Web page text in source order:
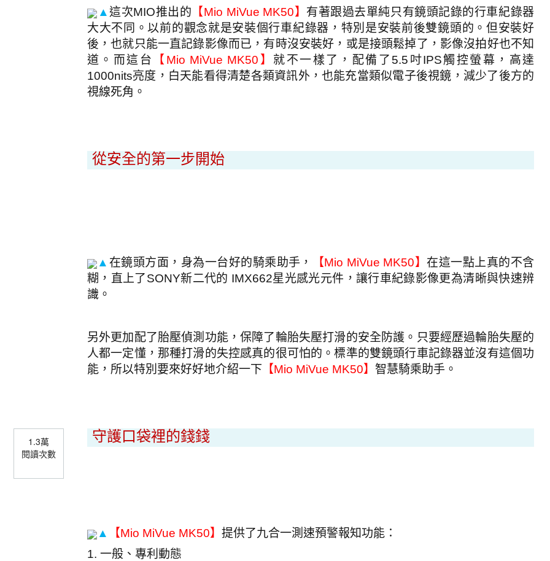
1.3萬
閱讀次數
▲這次MIO推出的 【Mio MiVue MK50】 有著跟過去單純只有鏡頭記錄的行車紀錄器
大大不同。以前的觀念就是安裝個行車紀錄器，特別是安裝前後雙鏡頭的。但安裝好
後，也就只能一直記錄影像而已，有時沒安裝好，或是接頭鬆掉了，影像沒拍好也不知
道。而這台
【 Mio MiVue MK50 】 就不一樣了，配備了 5.5 吋IPS觸控螢幕，高達
1000nits亮度，白天能看得清楚各類資訊外，也能充當類似電子後視鏡，減少了後方的
視線死角。
從安全的第一步開始
▲ 在鏡頭方面，身為一台好的騎乘助手， 【Mio MiVue MK50】在這一點上真的不含
糊，直上了SONY新二代的 IMX662星光感光元件，讓行車紀錄影像更為清晰與快速辨
識。
另外更加配了胎壓偵測功能，保障了輪胎失壓打滑的安全防護。只要經歷過輪胎失壓的
人都一定懂，那種打滑的失控感真的很可怕的。標準的雙鏡頭行車記錄器並沒有這個功
能，所以特別要來好好地介紹一下 【Mio MiVue MK50】 智慧騎乘助手。
守護口袋裡的錢錢
▲ 【Mio MiVue MK50】 提供了九合一測速預警報知功能：
1. 一般、專利動態